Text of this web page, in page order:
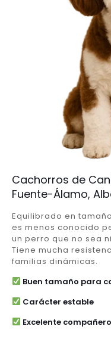
Cachorros de
Fuente-Álamo,
Equilibrado en
es menos conocido
un perro que no sea
Tiene mucha
familias dinámicas.
Buen tamaño para
Carácter estable
Excelente